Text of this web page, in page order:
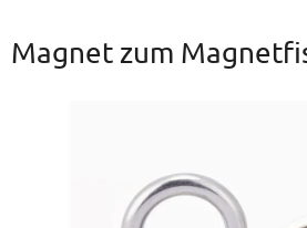
Magnet zum